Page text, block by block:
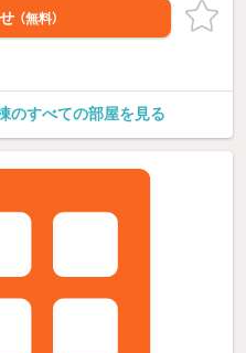
（無料）
のすべての部屋を見る